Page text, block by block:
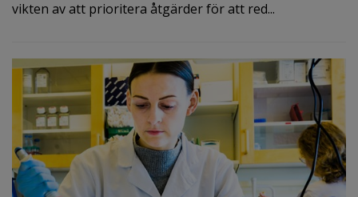
vikten av att prioritera åtgärder för att red...